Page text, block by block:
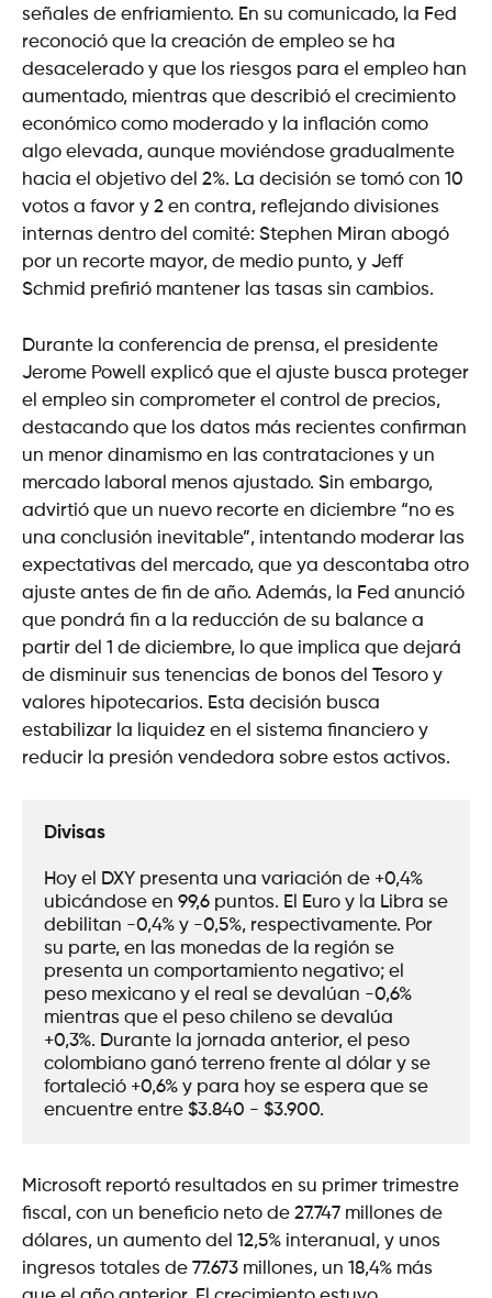
señales de enfriamiento. En su comunicado, la Fed
reconoció que la creación de empleo se ha
desacelerado y que los riesgos para el empleo han
aumentado, mientras que describió el crecimiento
económico como moderado y la inflación como
algo elevada, aunque moviéndose gradualmente
hacia el objetivo del 2%. La decisión se tomó con 10
votos a favor y 2 en contra, reflejando divisiones
internas dentro del comité: Stephen Miran abogó
por un recorte mayor, de medio punto, y Jeff
Schmid prefirió mantener las tasas sin cambios.
Durante la conferencia de prensa, el presidente
Jerome Powell explicó que el ajuste busca proteger
el empleo sin comprometer el control de precios,
destacando que los datos más recientes confirman
un menor dinamismo en las contrataciones y un
mercado laboral menos ajustado. Sin embargo,
advirtió que un nuevo recorte en diciembre “no es
una conclusión inevitable”, intentando moderar las
expectativas del mercado, que ya descontaba otro
ajuste antes de fin de año. Además, la Fed anunció
que pondrá fin a la reducción de su balance a
partir del 1 de diciembre, lo que implica que dejará
de disminuir sus tenencias de bonos del Tesoro y
valores hipotecarios. Esta decisión busca
estabilizar la liquidez en el sistema financiero y
reducir la presión vendedora sobre estos activos.
Divisas
Hoy el DXY presenta una variación de +0,4%
ubicándose en 99,6 puntos. El Euro y la Libra se
debilitan -0,4% y -0,5%, respectivamente. Por
su parte, en las monedas de la región se
presenta un comportamiento negativo; el
peso mexicano y el real se devalúan -0,6%
mientras que el peso chileno se devalúa
+0,3%. Durante la jornada anterior, el peso
colombiano ganó terreno frente al dólar y se
fortaleció +0,6% y para hoy se espera que se
encuentre entre $3.840 - $3.900.
Microsoft reportó resultados en su primer trimestre
fiscal, con un beneficio neto de 27.747 millones de
dólares, un aumento del 12,5% interanual, y unos
ingresos totales de 77.673 millones, un 18,4% más